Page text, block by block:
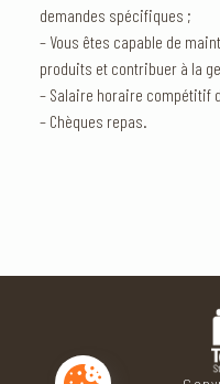
demandes spécifiques ;
– Vous êtes capable de
produits et contribuer à la
– Salaire horaire compétitif
– Chèques repas.